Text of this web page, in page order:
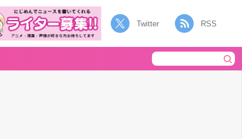
Twitter RSS